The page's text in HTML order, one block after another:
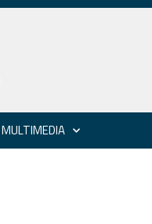
MULTIMEDIA